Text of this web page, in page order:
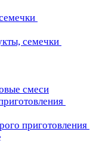
семечки
смеси
приготовления